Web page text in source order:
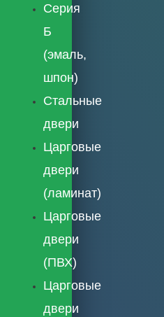
Серия
Б
(эмаль,
шпон)
Стальные
двери
Царговые
двери
(ламинат)
Царговые
двери
(ПВХ)
Царговые
двери